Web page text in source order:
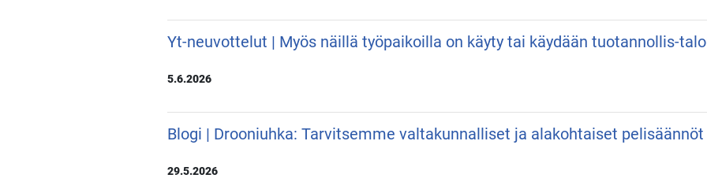
Yt-neuvottelut | Myös näillä työpaikoilla on käyty tai käydään tuotannollis-
5.6.2026
Blogi | Drooniuhka: Tarvitsemme valtakunnalliset ja alakohtaiset pelisäännöt
29.5.2026